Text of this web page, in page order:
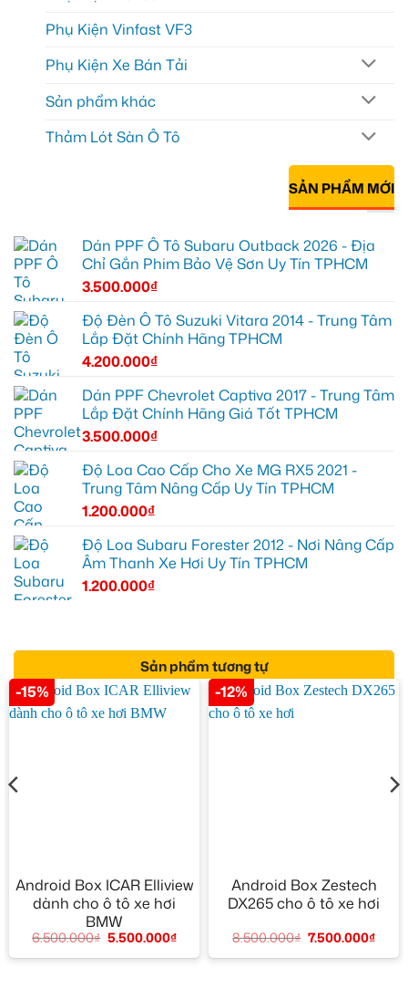
Phụ Kiện Vinfast VF3
Phụ Kiện Xe Bán Tải
Sản phẩm khác
Thảm Lót Sàn Ô Tô
SẢN PHẨM MỚI
Dán PPF Ô Tô Subaru Outback 2026 - Địa
Chỉ Gắn Phim Bảo Vệ Sơn Uy Tín TPHCM
3.500.000₫
Độ Đèn Ô Tô Suzuki Vitara 2014 - Trung Tâm
Lắp Đặt Chính Hãng TPHCM
4.200.000₫
Dán PPF Chevrolet Captiva 2017 - Trung Tâm
Lắp Đặt Chính Hãng Giá Tốt TPHCM
3.500.000₫
Độ Loa Cao Cấp Cho Xe MG RX5 2021 -
Trung Tâm Nâng Cấp Uy Tín TPHCM
1.200.000₫
Độ Loa Subaru Forester 2012 - Nơi Nâng Cấp
Âm Thanh Xe Hơi Uy Tín TPHCM
1.200.000₫
Sản phẩm tương tự
-15%
Android Box ICAR Elliview
dành cho ô tô xe hơi
BMW
6.500.000₫ 5.500.000₫
-12%
Android Box Zestech
DX265 cho ô tô xe hơi
8.500.000₫ 7.500.000₫